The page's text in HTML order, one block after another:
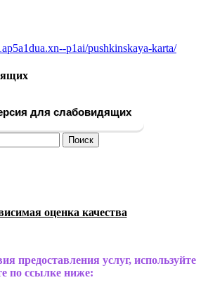
p1ai/pushkinskaya-karta/
для слабовидящих
оценка качества
предоставления услуг, используйте
по ссылке ниже: